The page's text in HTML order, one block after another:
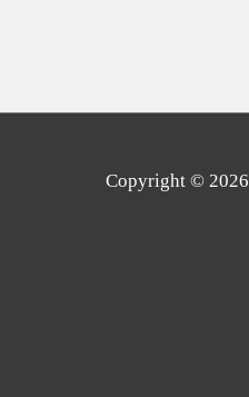
Copyright © 2026